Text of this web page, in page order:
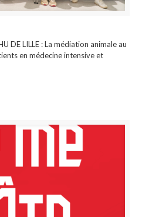
DE LILLE : La médiation animale au
en médecine intensive et